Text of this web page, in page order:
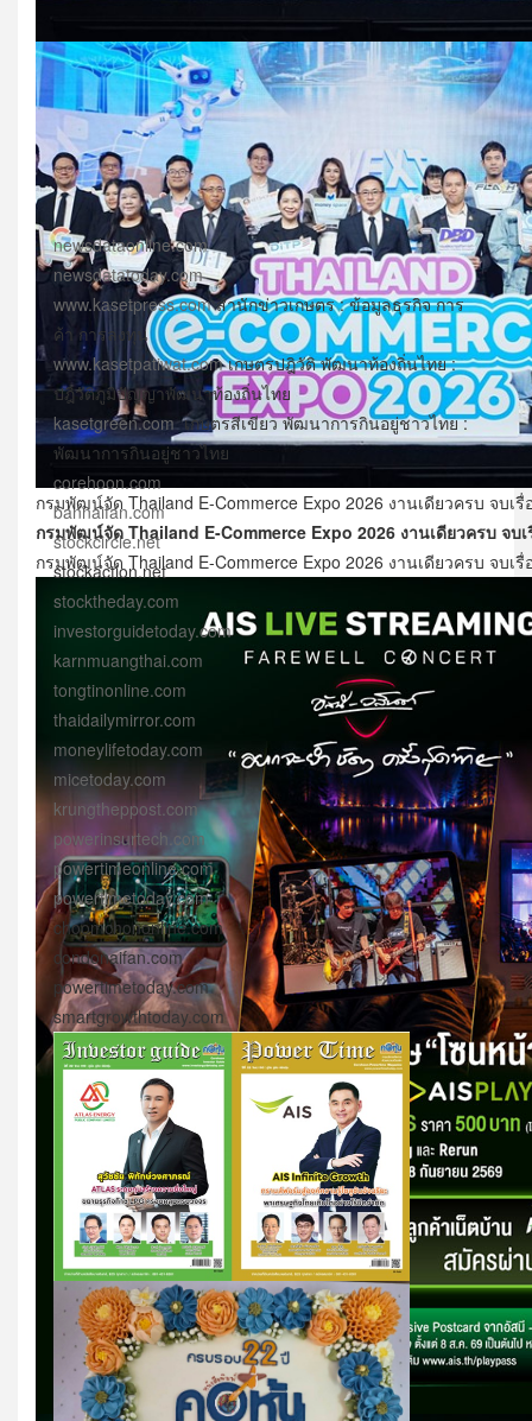
กรมพัฒน์จัด Thailand E-Commerce Expo 2026 งานเดียวครบ จบเรื่
กรมพัฒน์จัด Thailand E-Commerce Expo 2026 งานเดียวครบ จบเ
กรมพัฒน์จัด Thailand E-Commerce Expo 2026 งานเดียวครบ จบ
newsdataonline.com
newsdatatoday.com
www.kasetpress.comสำนักข่าวเกษตร : ข้อมูลธุรกิจ การ
ค้า การลงทุน
www.kasetpatiwat.comเกษตรปฎิวัติ พัฒนาท้องถิ่นไทย :
ปฎิวัติภูมิปัญญาพัฒนาท้องถิ่นไทย
kasetgreen.comเกษตรสีเขียว พัฒนาการกินอยู่ชาวไทย :
พัฒนาการกินอยู่ชาวไทย
corehoon.com
bannaifan.com
stockcircle.net
stockaction.net
stocktheday.com
investorguidetoday.com
karnmuangthai.com
tongtinonline.com
thaidailymirror.com
moneylifetoday.com
micetoday.com
krungtheppost.com
powerinsurtech.com
powertimeonline.com
powertimetoday.com
choomchononline.com
condonaifan.com
powertimetoday.com
smartgrowthtoday.com